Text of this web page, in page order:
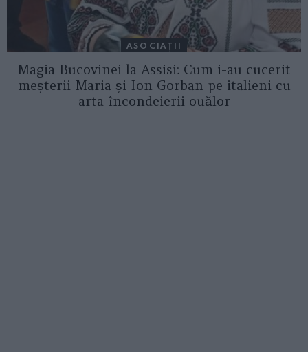
ASOCIAŢII
Magia Bucovinei la Assisi: Cum i-au cucerit
meșterii Maria și Ion Gorban pe italieni cu
arta încondeierii ouălor